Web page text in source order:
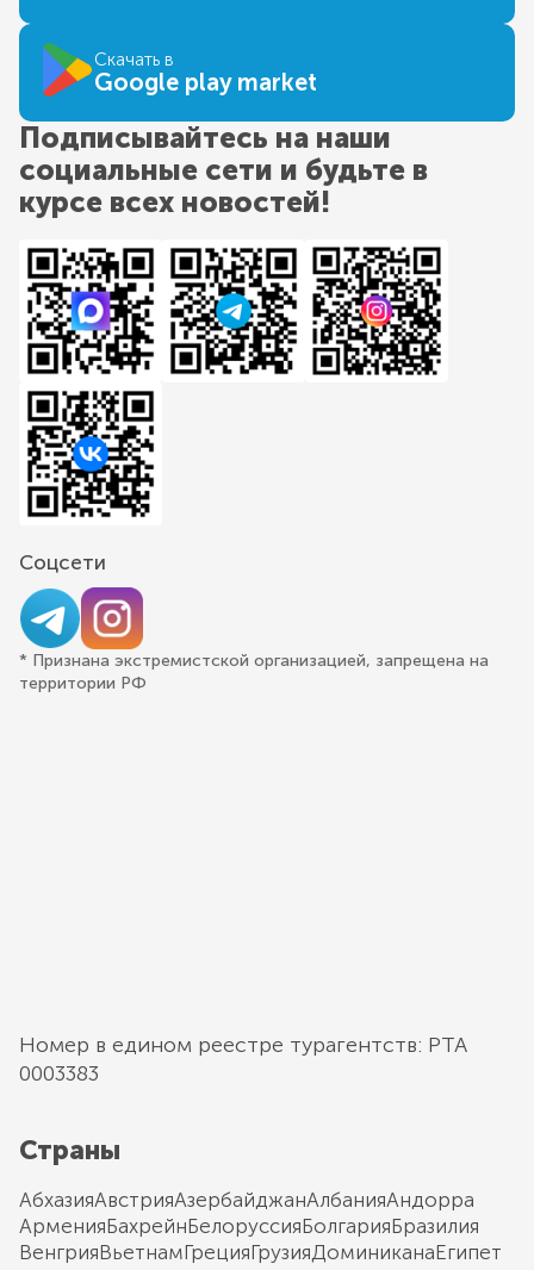
Скачать в
Google play market
Подписывайтесь на наши
социальные сети и будьте в
курсе всех новостей!
Соцсети
* Признана экстремистской организацией, запрещена на
территории РФ
Номер в едином реестре турагентств: РТА
0003383
Страны
АбхазияАвстрияАзербайджанАлбанияАндорра
АрменияБахрейнБелоруссияБолгарияБразилия
ВенгрияВьетнамГрецияГрузияДоминиканаЕгипет